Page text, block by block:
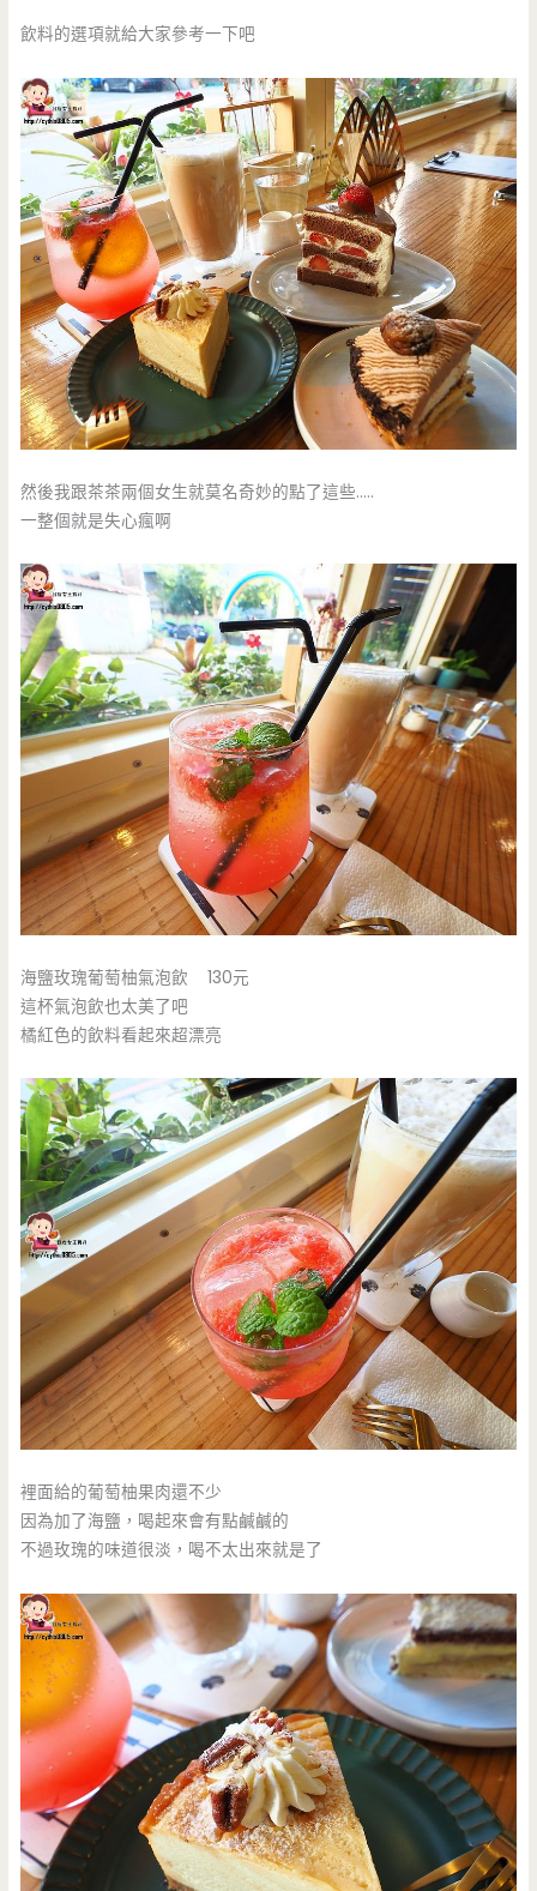
飲料的選項就給大家參考一下吧
然後我跟茶茶兩個女生就莫名奇妙的點了這些…..
一整個就是失心瘋啊
海鹽玫瑰葡萄柚氣泡飲 130元
這杯氣泡飲也太美了吧
橘紅色的飲料看起來超漂亮
裡面給的葡萄柚果肉還不少
因為加了海鹽，喝起來會有點鹹鹹的
不過玫瑰的味道很淡，喝不太出來就是了